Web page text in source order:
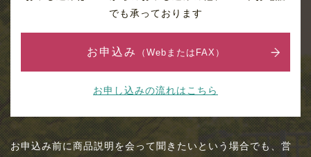
でも承っております
お申込み （WebまたはFAX）
お申し込みの流れはこちら
お申込み前に商品説明を会って聞きたいという場合でも、営